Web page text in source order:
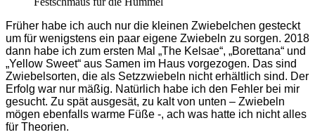
Früher habe ich auch nur die kleinen Zwiebelchen gesteckt
um für wenigstens ein paar eigene Zwiebeln zu sorgen. 2018
dann habe ich zum ersten Mal „The Kelsae“, „Borettana“ und
„Yellow Sweet“ aus Samen im Haus vorgezogen. Das sind
Zwiebelsorten, die als Setzzwiebeln nicht erhältlich sind. Der
Erfolg war nur mäßig. Natürlich habe ich den Fehler bei mir
gesucht. Zu spät ausgesät, zu kalt von unten – Zwiebeln
mögen ebenfalls warme Füße -, ach was hatte ich nicht alles
für Theorien.